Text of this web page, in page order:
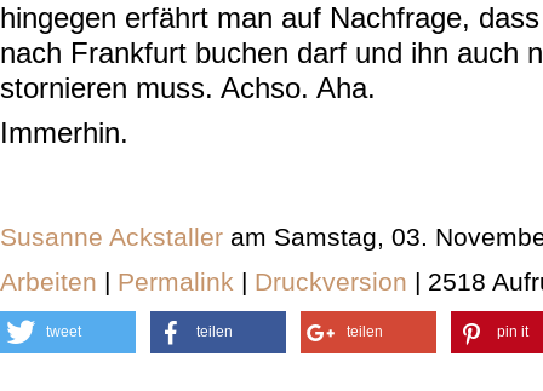
hingegen erfährt man auf Nachfrage,
nach Frankfurt buchen darf und ihn auch
stornieren muss. Achso. Aha.
Immerhin.
Susanne Ackstaller am Samstag, 03.
Arbeiten | Permalink | Druckversion | 2518
tweet teilen teilen pin it